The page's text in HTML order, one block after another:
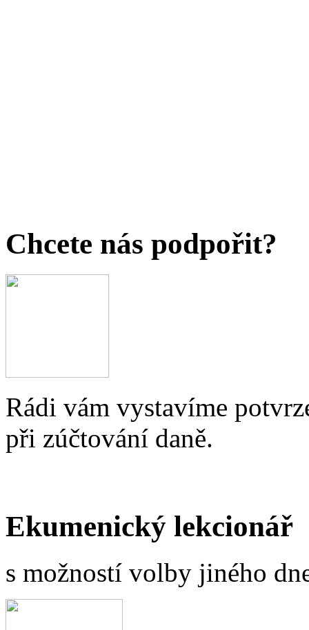
Chcete nás podpořit?
Rádi vám vystavíme
při zúčtování daně.
Ekumenický lekcionář
s možností volby jiného